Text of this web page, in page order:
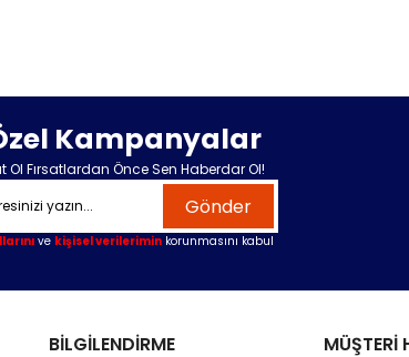
Kampanyalar
Ol Fırsatlardan Önce Sen Haberdar Ol!
Gönder
ve kişisel verilerimin korunmasını kabul
BİLGİLENDİRME MÜŞTERİ